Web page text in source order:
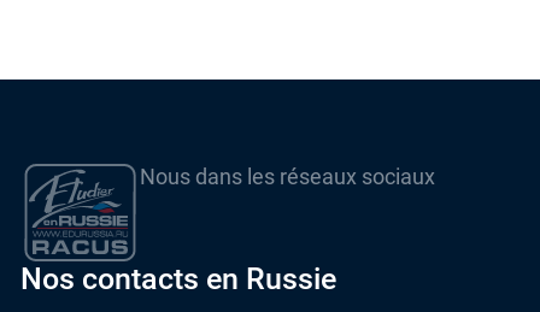
Nous dans les réseaux sociaux
Nos contacts en Russie